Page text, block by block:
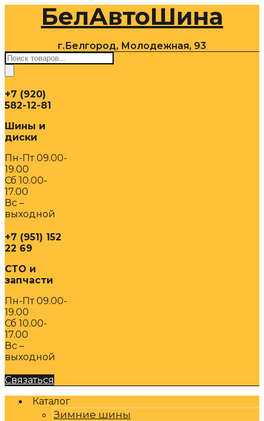
содержимомуБелАвтоШина
г.Белгород, Молодежная, 93
Поиск
товаров
+7 (920)
582-12-81
Шины и
диски
Пн-Пт 09.00-
19.00
Сб 10.00-
17.00
Вс –
выходной
+7 (951) 152
22 69
СТО и
запчасти
Пн-Пт 09.00-
19.00
Сб 10.00-
17.00
Вс –
выходной
Связаться
Каталог
Зимние шины